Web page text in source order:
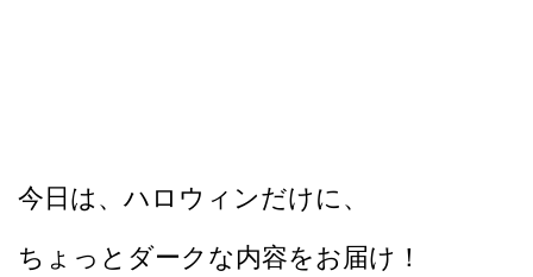
今日は、ハロウィンだけに、
ちょっとダークな内容をお届け！